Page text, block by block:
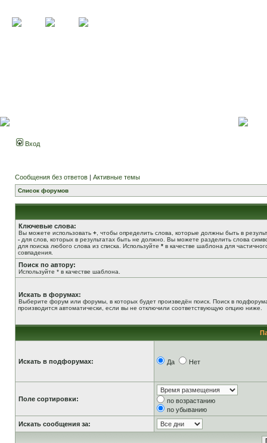
Вход
Сообщения без ответов | Активные темы
Список форумов
Ключевые слова:
Вы можете использовать + , чтобы определить слова, которые должны быть в
- для слов, которых в результатах быть не должно. Вы можете разделить слова
для поиска любого слова из списка. Используйте * в качестве шаблона для
совпадения.
Поиск по автору:
Используйте * в качестве шаблона.
Искать в форумах:
Выберите форум или форумы, в которых будет произведён поиск. Поиск в
производится автоматически, если вы не отключили соответствующую опцию ниже.
Искать в подфорумах: Да Нет
Поле сортировки:
по возрастанию
по убыванию
Искать сообщения за: